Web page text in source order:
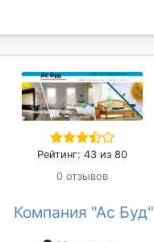
Рейтинг: 43 из 80
0 отзывов
Компания "Ас Буд"